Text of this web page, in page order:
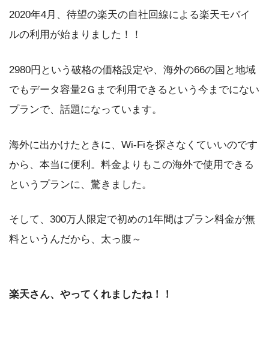
2020年4月、待望の楽天の自社回線による楽天モバイ
ルの利用が始まりました！！
2980円という破格の価格設定や、海外の66の国と地域
でもデータ容量2Ｇまで利用できるという今までにない
プランで、話題になっています。
海外に出かけたときに、Wi-Fiを探さなくていいのです
から、本当に便利。料金よりもこの海外で使用できる
というプランに、驚きました。
そして、300万人限定で初めの1年間はプラン料金が無
料というんだから、太っ腹～
楽天さん、やってくれましたね！！